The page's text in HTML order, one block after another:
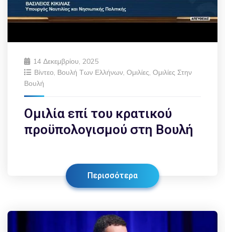
14 Δεκεμβρίου, 2025
Βίντεο Βουλή Των Ελλήνων Ομιλίες Ομιλίες Στην
Βουλή
Ομιλία επί του κρατικού
προϋπολογισμού στη Βουλή
Περισσότερα